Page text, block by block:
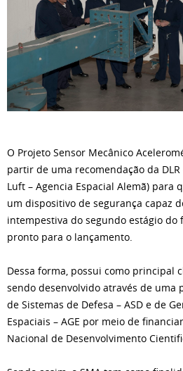
O Projeto Sensor Mecânico
partir de uma recomendação da
Luft – Agencia Espacial Alemã) para
um dispositivo de segurança capaz
intempestiva do segundo estágio do
pronto para o lançamento.
Dessa forma, possui como principal
sendo desenvolvido através de uma
de Sistemas de Defesa – ASD e de
Espaciais – AGE por meio de
Nacional de Desenvolvimento